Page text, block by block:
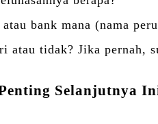
bank mana (nama
atau tidak? Jika pernah,
Selanjutnya